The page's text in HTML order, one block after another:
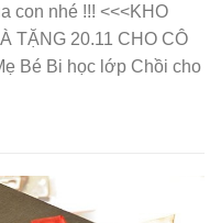
con nhé !!! <<<KHO
TẶNG 20.11 CHO CÔ
Bé Bi học lớp Chồi cho